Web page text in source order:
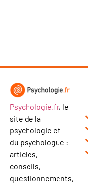
Psychologie.fr, le
site de la
psychologie et
du psychologue :
articles,
conseils,
questionnements,